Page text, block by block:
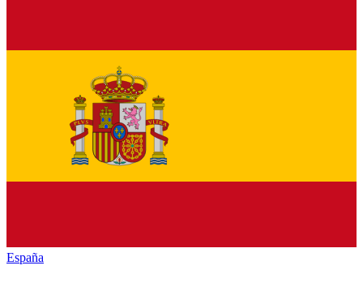
España